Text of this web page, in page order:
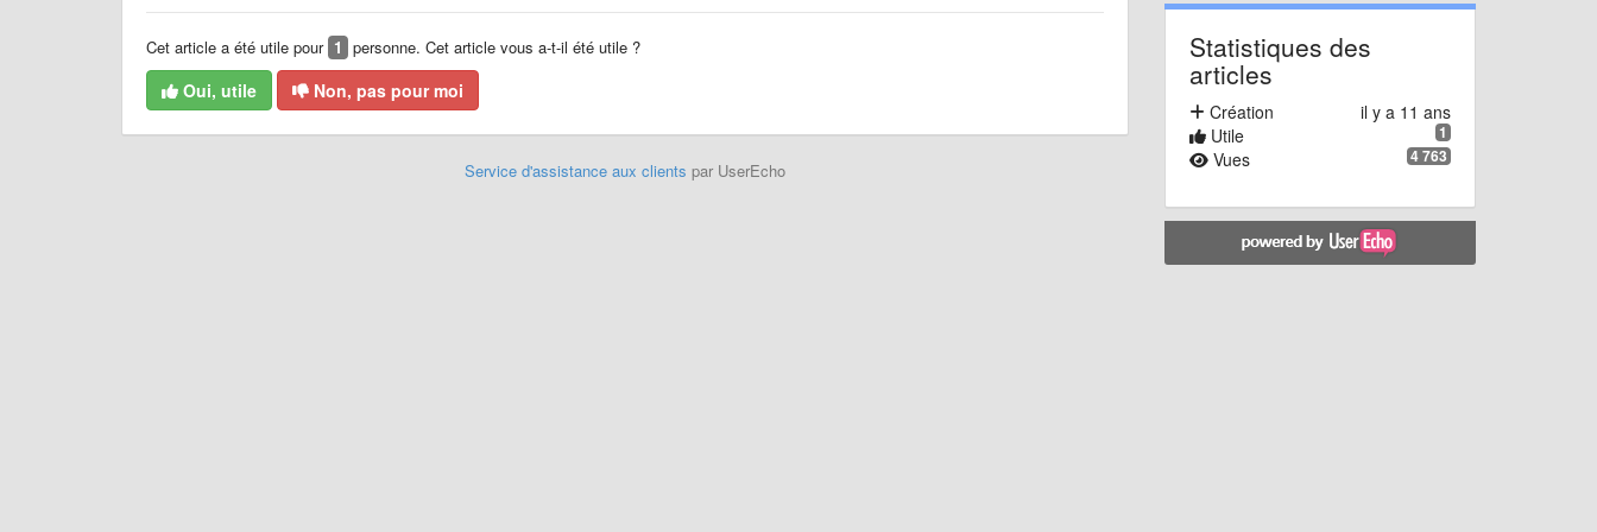
Cet article a été utile pour 1 personne. Cet article vous a-t-il été utile ?
Oui, utile Non, pas pour moi
Service d'assistance aux clients par UserEcho
Statistiques des
articles
il y a 11 ans
Création
1
Utile
4 763
Vues